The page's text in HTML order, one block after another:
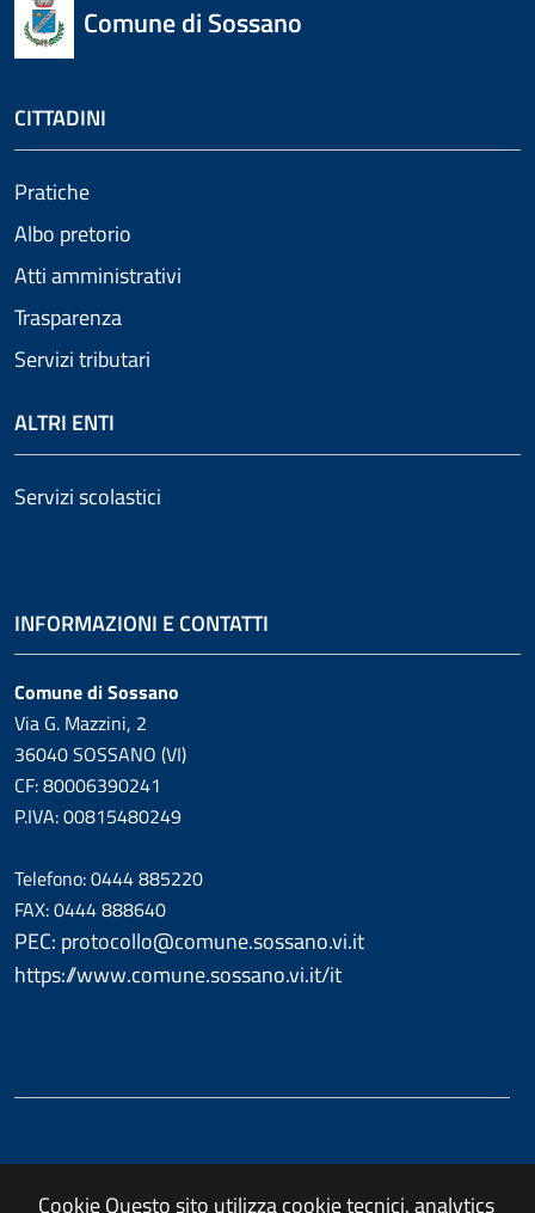
CookieQuesto sito utilizza cookie tecnici, analytics
Comune di Sossano
CITTADINI
Pratiche
Albo pretorio
Atti amministrativi
Trasparenza
Servizi tributari
ALTRI ENTI
Servizi scolastici
INFORMAZIONI E CONTATTI
Comune di Sossano
Via G. Mazzini, 2
36040 SOSSANO (VI)
CF: 80006390241
P.IVA: 00815480249
Telefono: 0444 885220
FAX: 0444 888640
PEC: protocollo@comune.sossano.vi.it
https://www.comune.sossano.vi.it/it